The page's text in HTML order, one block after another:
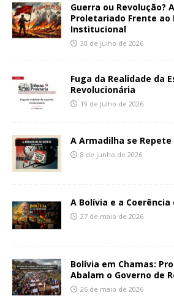
Guerra ou Revolução?
Proletariado Frente ao
Institucional
30 de julho de 2026
Fuga da Realidade da
Revolucionária
19 de julho de 2026
A Armadilha se Repete
8 de junho de 2026
A Bolívia e a Coerência
27 de maio de 2026
Bolívia em Chamas:
Abalam o Governo de
26 de maio de 2026